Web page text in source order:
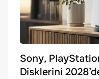
Sony,
Disklerini